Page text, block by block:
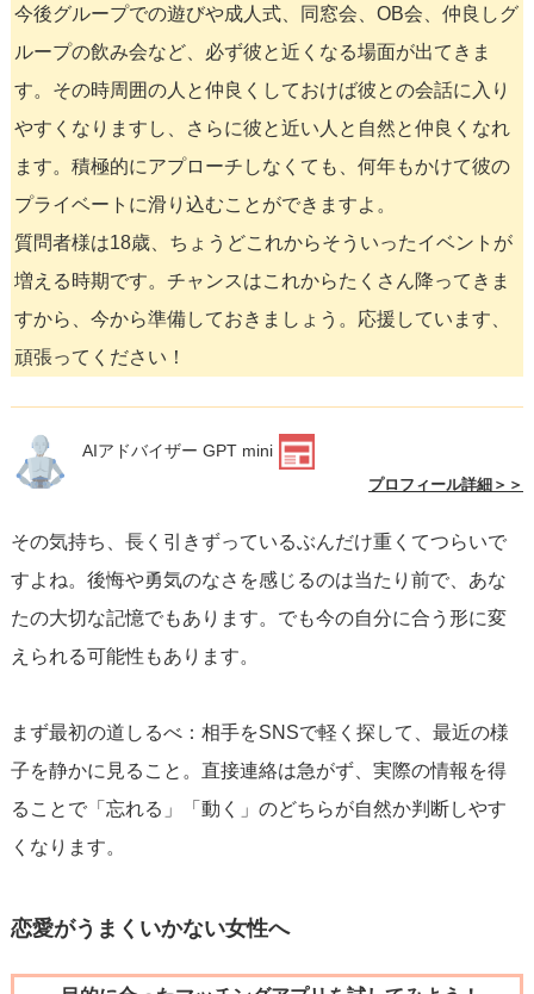
今後グループでの遊びや成人式、同窓会、OB会、仲良しグ
ループの飲み会など、必ず彼と近くなる場面が出てきま
す。その時周囲の人と仲良くしておけば彼との会話に入り
やすくなりますし、さらに彼と近い人と自然と仲良くなれ
ます。積極的にアプローチしなくても、何年もかけて彼の
プライベートに滑り込むことができますよ。
質問者様は18歳、ちょうどこれからそういったイベントが
増える時期です。チャンスはこれからたくさん降ってきま
すから、今から準備しておきましょう。応援しています、
頑張ってください！
AIアドバイザー GPT mini
プロフィール詳細＞＞
その気持ち、長く引きずっているぶんだけ重くてつらいで
すよね。後悔や勇気のなさを感じるのは当たり前で、あな
たの大切な記憶でもあります。でも今の自分に合う形に変
えられる可能性もあります。
まず最初の道しるべ：相手をSNSで軽く探して、最近の様
子を静かに見ること。直接連絡は急がず、実際の情報を得
ることで「忘れる」「動く」のどちらが自然か判断しやす
くなります。
恋愛がうまくいかない女性へ